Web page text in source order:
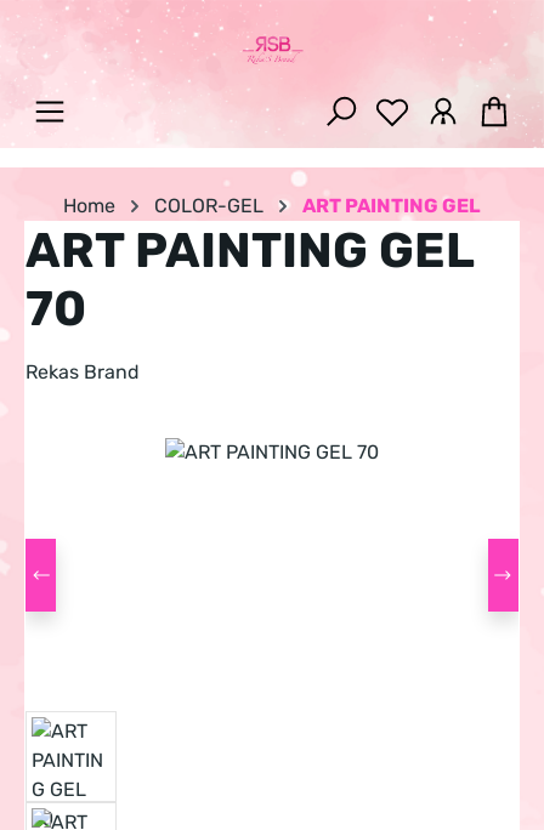
Zum Hauptinhalt springen
Home COLOR-GEL ART PAINTING GEL
ART PAINTING GEL
70
Rekas Brand
Bildergalerie überspringen